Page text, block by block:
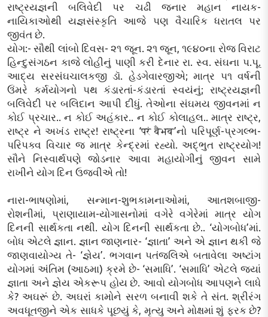
રાષ્ટ્રયજ્ઞની બલિવેદી પર ચઢી જનાર મહાન નાયક-
નાયિકાઓથી યજ્ઞસંસ્કૃતિ આજે પણ વૈચારિક ધરાતલ પર
જીવંત છે.
યોગ:- સૌથી લાંબો દિવસ- ૨૧ જૂન. ૨૧ જૂન, ૧૯૪૦ના રોજ વિરાટ
હિન્દુસંગઠન કાજે લોહીનું પાણી કરી દેનાર રા. સ્વ. સંઘના પ.પૂ.
આદ્ય સરસંઘચાલકજી ડૉ. હેડગેવારજીએ; માત્ર ૫૧ વર્ષની
ઉંમરે કર્મયોગનો પથ કંડારતાં-કંડારતાં સ્વયંનું; રાષ્ટ્રયજ્ઞની
બલિવેદી પર બલિદાન આપી દીધું. તેઓના સંઘમય જીવનમાં ન
કોઈ પ્રચાર.. ન કોઈ અહંકાર.. ન કોઈ કોલાહલ.. માત્ર રાષ્ટ્ર,
રાષ્ટ્ર ને અખંડ રાષ્ટ્ર! રાષ્ટ્રના ‘परं वैभव’નો પરિપૂર્ણ-પ્રગલ્ભ-
પરિપક્વ વિચાર જ માત્ર કેન્દ્રમાં રહ્યો. અદ્ભુત રાષ્ટ્રયોગ!
સૌને નિસ્વાર્થપણે જોડનાર આવા મહાયોગીનું જીવન સામે
રાખીને યોગ દિન ઉજવીએ તો!
નારા-ભાષણોમાં, સન્માન-શુભકામનાઓમાં, આતશબાજી-
રોશનીમાં, પ્રાણાયામ-યોગાસનોમાં વગેરે વગેરેમાં માત્ર યોગ
દિનની સાર્થકતા નથી. યોગ દિનની સાર્થકતા છે.. ‘યોગબોધ’માં.
બોધ એટલે જ્ઞાન. જ્ઞાન જાણનાર- ‘જ્ઞાતા’ અને એ જ્ઞાન થકી જે
જાણવાયોગ્ય તે- ‘જ્ઞેય’. ભગવાન પતંજલિએ બતાવેલા અષ્ટાંગ
યોગમાં અંતિમ (આઠમા) ક્રમે છે- ‘સમાધિ’. ‘સમાધિ’ એટલે જ્યાં
જ્ઞાતા અને જ્ઞેય એકરૂપ હોય છે. આવો યોગબોધ આપણને લાધે
કે? અઘરૂં છે. અઘરાં કામોને સરળ બનાવી શકે તે સંત. શ્રીરંગ
અવધૂતજીને એક સાધકે પૂછયું કે, મૃત્યુ અને મોક્ષમાં શું ફરક છે?